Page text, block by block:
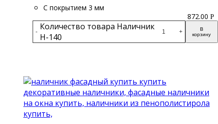
С покрытием 3 мм
- Количество товара Наличник
Н-140
+
В
корзину
872.00 Р